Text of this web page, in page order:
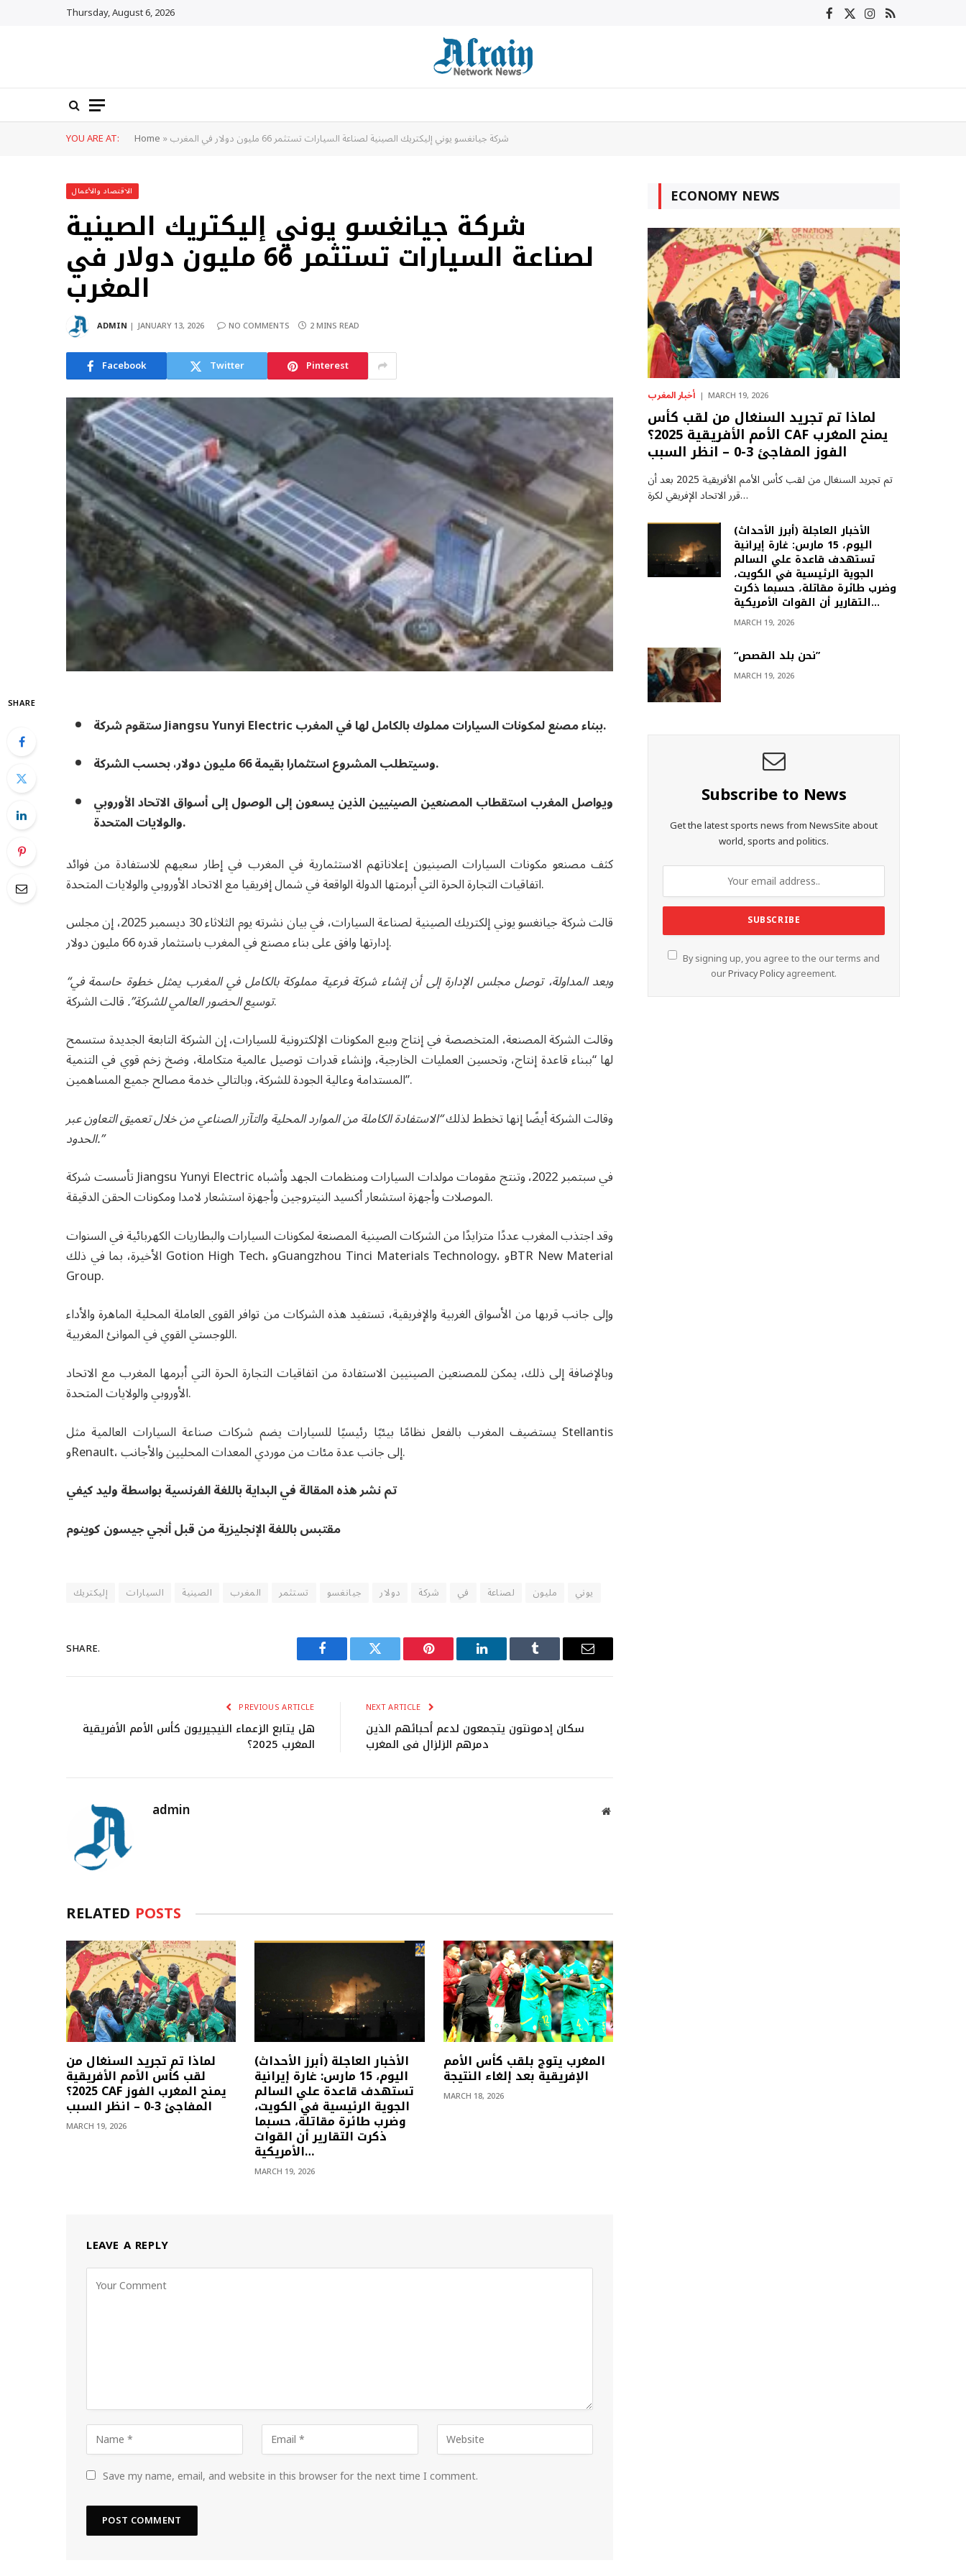
Thursday, August 6, 2026 Facebook
X Instagram
RSS
YOU ARE AT: Home» شركة جيانغسو يوني إليكتريك الصينية لصناعة السيارات تستثمر 66 مليون دولار في المغرب
الاقتصاد والأعمال
شركة جيانغسو يوني إليكتريك الصينية
لصناعة السيارات تستثمر 66 مليون دولار في
المغرب
ADMIN JANUARY 13, 2026 NO COMMENTS 2 MINS READ
Facebook Twitter Pinterest
SHARE
ستقوم شركة Jiangsu Yunyi Electric ببناء مصنع لمكونات السيارات مملوك بالكامل لها في المغرب.
وسيتطلب المشروع استثمارا بقيمة 66 مليون دولار، بحسب الشركة.
ويواصل المغرب استقطاب المصنعين الصينيين الذين يسعون إلى الوصول إلى أسواق الاتحاد الأوروبي
والولايات المتحدة.
كثف مصنعو مكونات السيارات الصينيون إعلاناتهم الاستثمارية في المغرب في إطار سعيهم للاستفادة من فوائد
اتفاقيات التجارة الحرة التي أبرمتها الدولة الواقعة في شمال إفريقيا مع الاتحاد الأوروبي والولايات المتحدة.
قالت شركة جيانغسو يوني إلكتريك الصينية لصناعة السيارات، في بيان نشرته يوم الثلاثاء 30 ديسمبر 2025، إن مجلس
إدارتها وافق على بناء مصنع في المغرب باستثمار قدره 66 مليون دولار.
“وبعد المداولة، توصل مجلس الإدارة إلى أن إنشاء شركة فرعية مملوكة بالكامل في المغرب يمثل خطوة حاسمة في
توسيع الحضور العالمي للشركة”.قالت الشركة.
وقالت الشركة المصنعة، المتخصصة في إنتاج وبيع المكونات الإلكترونية للسيارات، إن الشركة التابعة الجديدة ستسمح
لها “ببناء قاعدة إنتاج، وتحسين العمليات الخارجية، وإنشاء قدرات توصيل عالمية متكاملة، وضخ زخم قوي في التنمية
المستدامة وعالية الجودة للشركة، وبالتالي خدمة مصالح جميع المساهمين”.
وقالت الشركة أيضًا إنها تخطط لذلك“الاستفادة الكاملة من الموارد المحلية والتآزر الصناعي من خلال تعميق التعاون عبر
الحدود.”
تأسست شركة Jiangsu Yunyi Electric في سبتمبر 2022، وتنتج مقومات مولدات السيارات ومنظمات الجهد وأشباه
الموصلات وأجهزة استشعار أكسيد النيتروجين وأجهزة استشعار لامدا ومكونات الحقن الدقيقة.
وقد اجتذب المغرب عددًا متزايدًا من الشركات الصينية المصنعة لمكونات السيارات والبطاريات الكهربائية في السنوات
الأخيرة، بما في ذلك Gotion High Tech، وGuangzhou Tinci Materials Technology، وBTR New Material
Group.
وإلى جانب قربها من الأسواق الغربية والإفريقية، تستفيد هذه الشركات من توافر القوى العاملة المحلية الماهرة والأداء
اللوجستي القوي في الموانئ المغربية.
وبالإضافة إلى ذلك، يمكن للمصنعين الصينيين الاستفادة من اتفاقيات التجارة الحرة التي أبرمها المغرب مع الاتحاد
الأوروبي والولايات المتحدة.
يستضيف المغرب بالفعل نظامًا بيئيًا رئيسيًا للسيارات يضم شركات صناعة السيارات العالمية مثل Stellantis
وRenault، إلى جانب عدة مئات من موردي المعدات المحليين والأجانب.
تم نشر هذه المقالة في البداية باللغة الفرنسية بواسطة وليد كيفي
مقتبس باللغة الإنجليزية من قبل أنجي جيسون كوينوم
إليكتريك السيارات الصينية المغرب تستثمر جيانغسو دولار شركة في لصناعة مليون يوني
SHARE.
Facebook Twitter Pinterest LinkedIn Tumblr Email
PREVIOUS ARTICLE
هل يتابع الزعماء النيجيريون كأس الأمم الأفريقية
المغرب 2025؟
NEXT ARTICLE
سكان إدمونتون يتجمعون لدعم أحبائهم الذين
دمرهم الزلزال في المغرب
admin Website
RELATED POSTS
لماذا تم تجريد السنغال من
لقب كأس الأمم الأفريقية
2025؟ CAF يمنح المغرب الفوز
المفاجئ 3-0 – انظر السبب
MARCH 19, 2026
(أبرز الأحداث) الأخبار العاجلة
اليوم، 15 مارس: غارة إيرانية
تستهدف قاعدة علي السالم
الجوية الرئيسية في الكويت،
وضرب طائرة مقاتلة، حسبما
ذكرت التقارير أن القوات
الأمريكية…
MARCH 19, 2026
المغرب يتوج بلقب كأس الأمم
الإفريقية بعد إلغاء النتيجة
MARCH 18, 2026
LEAVE A REPLY
Save my name, email, and website in this browser for the next time I comment.
ECONOMY NEWS
أخبار المغرب MARCH 19, 2026
لماذا تم تجريد السنغال من لقب كأس
الأمم الأفريقية 2025؟ CAF يمنح المغرب
الفوز المفاجئ 3-0 – انظر السبب
تم تجريد السنغال من لقب كأس الأمم الأفريقية 2025 بعد أن
قرر الاتحاد الإفريقي لكرة…
(أبرز الأحداث) الأخبار العاجلة
اليوم، 15 مارس: غارة إيرانية
تستهدف قاعدة علي السالم
الجوية الرئيسية في الكويت،
وضرب طائرة مقاتلة، حسبما ذكرت
التقارير أن القوات الأمريكية…
MARCH 19, 2026
“نحن بلد القصص”
MARCH 19, 2026
Subscribe to News
Get the latest sports news from NewsSite about
world, sports and politics.
By signing up, you agree to the our terms and
ourPrivacy Policyagreement.